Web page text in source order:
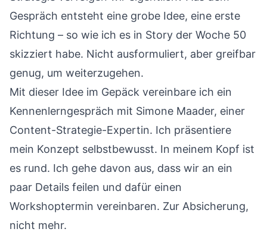
Gespräch entsteht eine grobe Idee, eine erste
Richtung – so wie ich es in Story der Woche 50
skizziert habe. Nicht ausformuliert, aber greifbar
genug, um weiterzugehen.
Mit dieser Idee im Gepäck vereinbare ich ein
Kennenlerngespräch mit Simone Maader, einer
Content-Strategie-Expertin. Ich präsentiere
mein Konzept selbstbewusst. In meinem Kopf ist
es rund. Ich gehe davon aus, dass wir an ein
paar Details feilen und dafür einen
Workshoptermin vereinbaren. Zur Absicherung,
nicht mehr.